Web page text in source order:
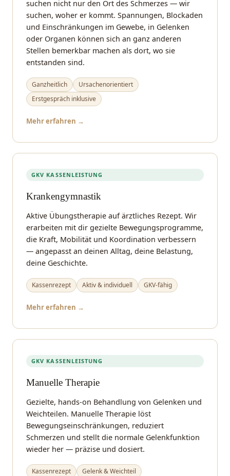
suchen nicht nur den Ort des Schmerzes — wir
suchen, woher er kommt. Spannungen, Blockaden
und Einschränkungen im Gewebe, in Gelenken
oder Organen können sich an ganz anderen
Stellen bemerkbar machen als dort, wo sie
entstanden sind.
Ganzheitlich
Ursachenorientiert
Erstgespräch inklusive
Mehr erfahren →
GKV KASSENLEISTUNG
Krankengymnastik
Aktive Übungstherapie auf ärztliches Rezept. Wir
erarbeiten mit dir gezielte Bewegungsprogramme,
die Kraft, Mobilität und Koordination verbessern
— angepasst an deinen Alltag, deine Belastung,
deine Geschichte.
Kassenrezept Aktiv & individuell GKV-fähig
Mehr erfahren →
GKV KASSENLEISTUNG
Manuelle Therapie
Gezielte, hands-on Behandlung von Gelenken und
Weichteilen. Manuelle Therapie löst
Bewegungseinschränkungen, reduziert
Schmerzen und stellt die normale Gelenkfunktion
wieder her — präzise und dosiert.
Kassenrezept
Gelenk & Weichteil